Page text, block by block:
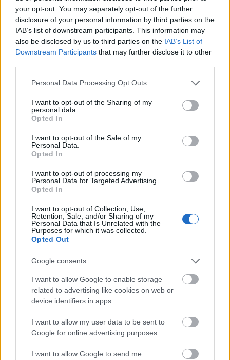
your opt-out. You may separately opt-out of the further
disclosure of your personal information by third parties on the
IAB’s list of downstream participants. This information may
also be disclosed by us to third parties on the IAB’s List of
Downstream Participants that may further disclose it to other
Please note that this website/app uses one or more Google
not limited to your visit or usage behaviour. You may click to
grant or deny consent to Google and its third-party tags to
use your data for below specified purposes in below Google
consent section.
Personal Data Processing Opt Outs
I want to opt-out of the Sharing of my
personal data.
Opted In
I want to opt-out of the Sale of my
Personal Data.
Opted In
I want to opt-out of processing my
Personal Data for Targeted Advertising.
Opted In
I want to opt-out of Collection, Use,
Retention, Sale, and/or Sharing of my
Personal Data that Is Unrelated with the
Purposes for which it was collected.
Opted Out
Google consents
I want to allow Google to enable storage
related to advertising like cookies on web or
device identifiers in apps.
I want to allow my user data to be sent to
Google for online advertising purposes.
I want to allow Google to send me